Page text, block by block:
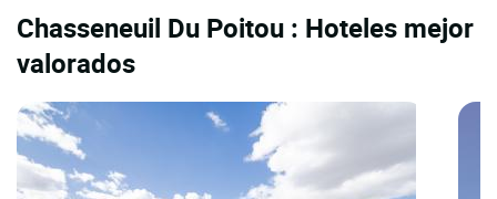
Chasseneuil Du Poitou : Hoteles mejor
valorados